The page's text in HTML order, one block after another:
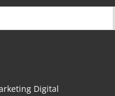
Digital